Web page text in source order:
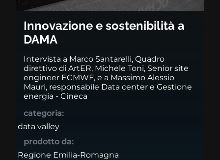
video
Innovazione e sostenibilità a
DAMA
Intervista a Marco Santarelli, Quadro
direttivo di ArtER, Michele Toni, Senior site
engineer ECMWF, e a Massimo Alessio
Mauri, responsabile Data center e Gestione
energia - Cineca
categoria:
data valley
prodotto da:
Regione Emilia-Romagna